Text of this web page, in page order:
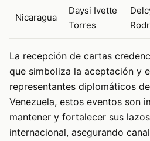
Nicaragua
Daysi Ivette
Torres
La recepción de cartas
que simboliza la aceptación y
representantes diplomáticos
Venezuela, estos eventos son
mantener y fortalecer sus
internacional, asegurando